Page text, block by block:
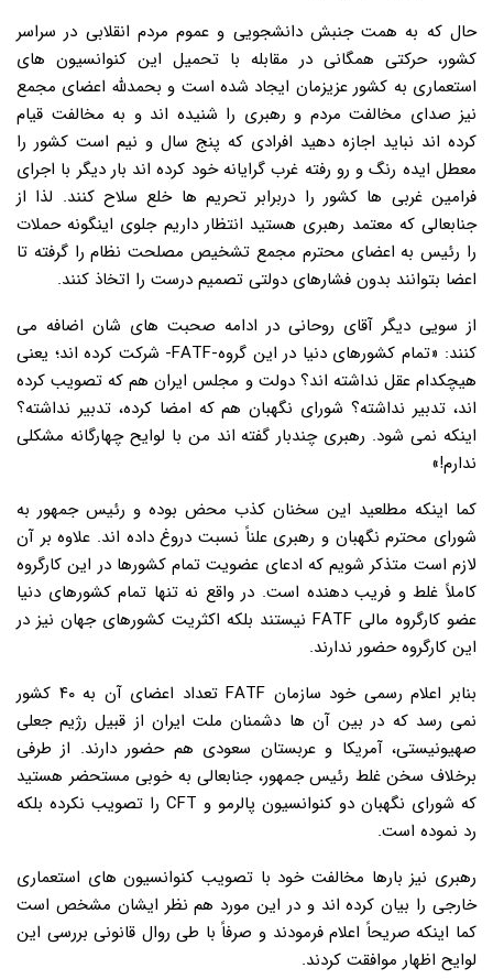
حال که به همت جنبش دانشجویی و عموم مردم انقلابی در سراسر
کشور، حرکتی همگانی در مقابله با تحمیل این کنوانسیون های
استعماری به کشور عزیزمان ایجاد شده است و بحمدلله اعضای مجمع
نیز صدای مخالفت مردم و رهبری را شنیده اند و به مخالفت قیام
کرده اند نباید اجازه دهید افرادی که پنج سال و نیم است کشور را
معطل ایده رنگ و رو رفته غرب گرایانه خود کرده اند بار دیگر با اجرای
فرامین غربی ها کشور را دربرابر تحریم ها خلع سلاح کنند. لذا از
جنابعالی که معتمد رهبری هستید انتظار داریم جلوی اینگونه حملات
را رئیس به اعضای محترم مجمع تشخیص مصلحت نظام را گرفته تا
اعضا بتوانند بدون فشارهای دولتی تصمیم درست را اتخاذ کنند.
از سویی دیگر آقای روحانی در ادامه صحبت های شان اضافه می
کنند: «تمام کشورهای دنیا در این گروه-FATF- شرکت کرده اند؛ یعنی
هیچکدام عقل نداشته اند؟ دولت و مجلس ایران هم که تصویب کرده
اند، تدبیر نداشته؟ شورای نگهبان هم که امضا کرده، تدبیر نداشته؟
اینکه نمی شود. رهبری چندبار گفته اند من با لوایح چهارگانه مشکلی
ندارم!»
کما اینکه مطلعید این سخنان کذب محض بوده و رئیس جمهور به
شورای محترم نگهبان و رهبری علناً نسبت دروغ داده اند. علاوه بر آن
لازم است متذکر شویم که ادعای عضویت تمام کشورها در این کارگروه
کاملاً غلط و فریب دهنده است. در واقع نه تنها تمام کشورهای دنیا
عضو کارگروه مالی FATF نیستند بلکه اکثریت کشورهای جهان نیز در
این کارگروه حضور ندارند.
بنابر اعلام رسمی خود سازمان FATF تعداد اعضای آن به ۴۰ کشور
نمی رسد که در بین آن ها دشمنان ملت ایران از قبیل رژیم جعلی
صهیونیستی، آمریکا و عربستان سعودی هم حضور دارند. از طرفی
برخلاف سخن غلط رئیس جمهور، جنابعالی به خوبی مستحضر هستید
که شورای نگهبان دو کنوانسیون پالرمو و CFT را تصویب نکرده بلکه
رد نموده است.
رهبری نیز بارها مخالفت خود با تصویب کنوانسیون های استعماری
خارجی را بیان کرده اند و در این مورد هم نظر ایشان مشخص است
کما اینکه صریحاً اعلام فرمودند و صرفاً با طی روال قانونی بررسی این
لوایح اظهار موافقت کردند.